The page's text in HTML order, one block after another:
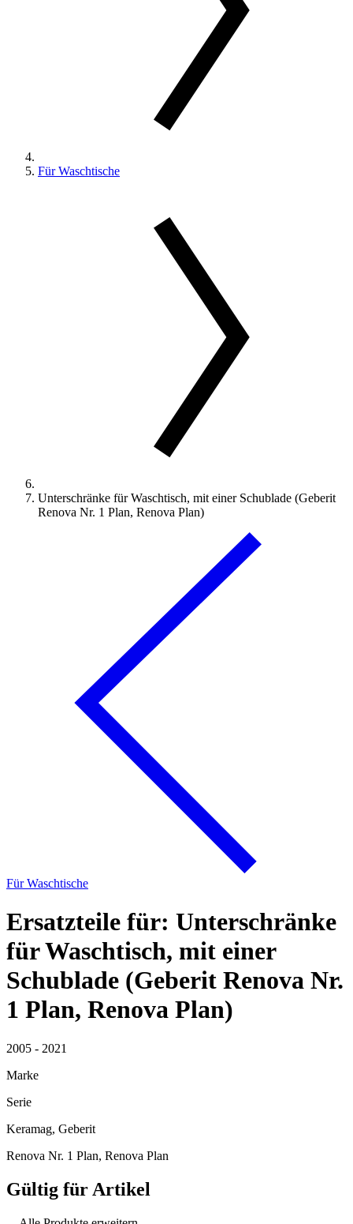
Für Waschtische
Unterschränke für Waschtisch, mit einer Schublade (Geberit
Renova Nr. 1 Plan, Renova Plan)
Für Waschtische
Ersatzteile für: Unterschränke
für Waschtisch, mit einer
Schublade (Geberit Renova Nr.
1 Plan, Renova Plan)
2005 - 2021
Marke
Serie
Keramag, Geberit
Renova Nr. 1 Plan, Renova Plan
Gültig für Artikel